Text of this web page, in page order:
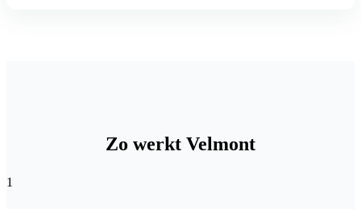
Zo werkt Velmont
1